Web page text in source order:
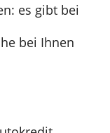
es gibt bei
bei Ihnen